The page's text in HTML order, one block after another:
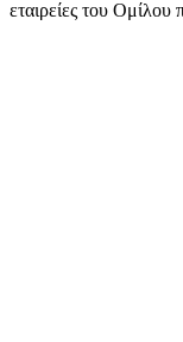
εταιρείες του